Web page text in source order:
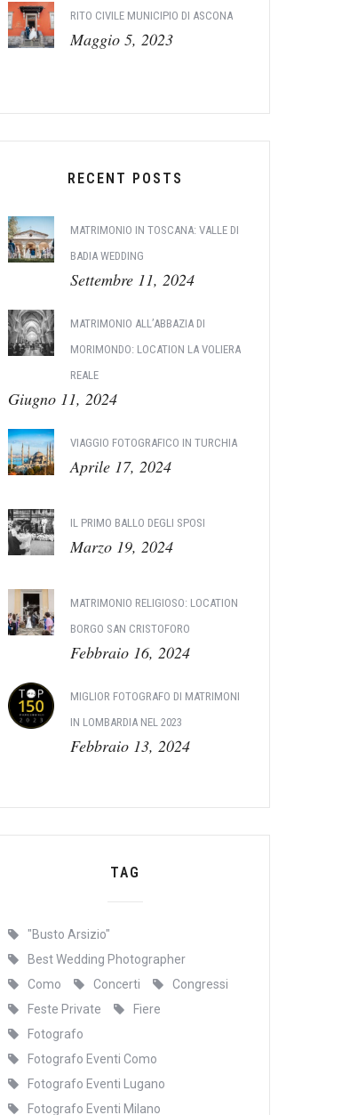
RITO CIVILE MUNICIPIO DI ASCONA
Maggio 5, 2023
RECENT POSTS
MATRIMONIO IN TOSCANA: VALLE DI
BADIA WEDDING
Settembre 11, 2024
MATRIMONIO ALL’ABBAZIA DI
MORIMONDO: LOCATION LA VOLIERA
REALE
Giugno 11, 2024
VIAGGIO FOTOGRAFICO IN TURCHIA
Aprile 17, 2024
IL PRIMO BALLO DEGLI SPOSI
Marzo 19, 2024
MATRIMONIO RELIGIOSO: LOCATION
BORGO SAN CRISTOFORO
Febbraio 16, 2024
MIGLIOR FOTOGRAFO DI MATRIMONI
IN LOMBARDIA NEL 2023
Febbraio 13, 2024
TAG
"Busto Arsizio"
Best Wedding Photographer
Como
Concerti
Congressi
Feste Private
Fiere
Fotografo
Fotografo Eventi Como
Fotografo Eventi Lugano
Fotografo Eventi Milano